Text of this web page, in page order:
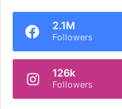
2.1M
Followers
126k
Followers